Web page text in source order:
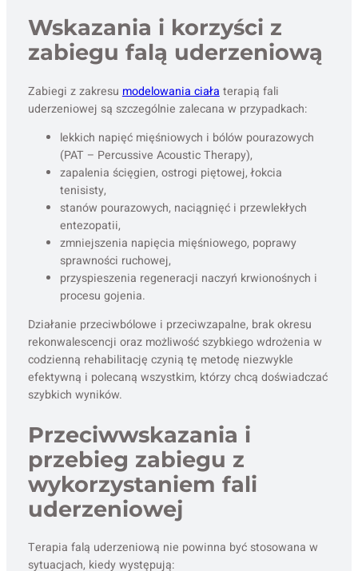
Wskazania i korzyści z
zabiegu falą uderzeniową
Zabiegi z zakresu modelowania ciała terapią fali
uderzeniowej są szczególnie zalecana w przypadkach:
lekkich napięć mięśniowych i bólów pourazowych
(PAT – Percussive Acoustic Therapy),
zapalenia ścięgien, ostrogi piętowej, łokcia
tenisisty,
stanów pourazowych, naciągnięć i przewlekłych
entezopatii,
zmniejszenia napięcia mięśniowego, poprawy
sprawności ruchowej,
przyspieszenia regeneracji naczyń krwionośnych i
procesu gojenia.
Działanie przeciwbólowe i przeciwzapalne, brak okresu
rekonwalescencji oraz możliwość szybkiego wdrożenia w
codzienną rehabilitację czynią tę metodę niezwykle
efektywną i polecaną wszystkim, którzy chcą doświadczać
szybkich wyników.
Przeciwwskazania i
przebieg zabiegu z
wykorzystaniem fali
uderzeniowej
Terapia falą uderzeniową nie powinna być stosowana w
sytuacjach, kiedy występują: